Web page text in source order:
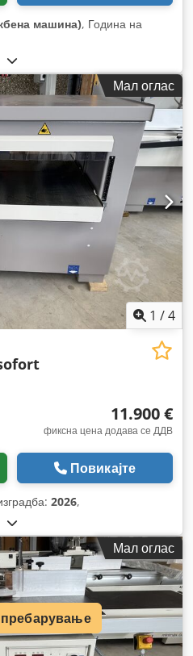
машина), Година на
Мал оглас
1 /4
11.900 €
фиксна цена додава се ДДВ
Повикајте
2026,
Мал оглас
пребарување